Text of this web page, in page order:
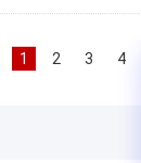
1 2 3 4